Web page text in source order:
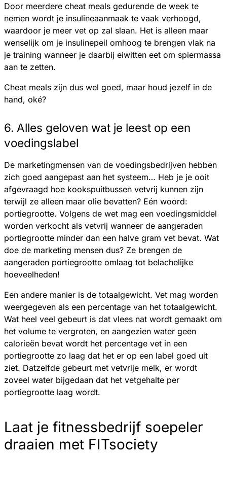
Door meerdere cheat meals gedurende de week te
nemen wordt je insulineaanmaak te vaak verhoogd,
waardoor je meer vet op zal slaan. Het is alleen maar
wenselijk om je insulinepeil omhoog te brengen vlak na
je training wanneer je daarbij eiwitten eet om spiermassa
aan te zetten.
Cheat meals zijn dus wel goed, maar houd jezelf in de
hand, oké?
6. Alles geloven wat je leest op een
voedingslabel
De marketingmensen van de voedingsbedrijven hebben
zich goed aangepast aan het systeem… Heb je je ooit
afgevraagd hoe kookspuitbussen vetvrij kunnen zijn
terwijl ze alleen maar olie bevatten? Eén woord:
portiegrootte. Volgens de wet mag een voedingsmiddel
worden verkocht als vetvrij wanneer de aangeraden
portiegrootte minder dan een halve gram vet bevat. Wat
doe de marketing mensen dus? Ze brengen de
aangeraden portiegrootte omlaag tot belachelijke
hoeveelheden!
Een andere manier is de totaalgewicht. Vet mag worden
weergegeven als een percentage van het totaalgewicht.
Wat heel veel gebeurt is dat vlees nat wordt gemaakt om
het volume te vergroten, en aangezien water geen
calorieën bevat wordt het percentage vet in een
portiegrootte zo laag dat het er op een label goed uit
ziet. Datzelfde gebeurt met vetvrije melk, er wordt
zoveel water bijgedaan dat het vetgehalte per
portiegrootte laag wordt.
Laat je fitnessbedrijf soepeler
draaien met FITsociety